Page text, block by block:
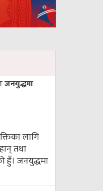
जनयुद्धमा
लागि
तथा
हुँ। जनयुद्धमा